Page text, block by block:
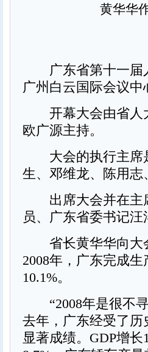
黄华华
广东省第十一届
广州白云国际会议中
开幕大会由省人
欧广源主持。
大会的执行主席
生、邓维龙、陈用志
出席大会并在主
员、广东省委书记
省长黄华华向大
2008年，广东完成
10.1%。
“2008年是很不寻
去年，广东经受了
显著成绩。GDP增长